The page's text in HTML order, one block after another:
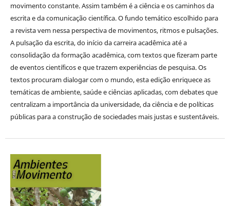
movimento constante. Assim também é a ciência e os caminhos da
escrita e da comunicação científica. O fundo temático escolhido para
a revista vem nessa perspectiva de movimentos, ritmos e pulsações.
A pulsação da escrita, do início da carreira acadêmica até a
consolidação da formação acadêmica, com textos que fizeram parte
de eventos científicos e que trazem experiências de pesquisa. Os
textos procuram dialogar com o mundo, esta edição enriquece as
temáticas de ambiente, saúde e ciências aplicadas, com debates que
centralizam a importância da universidade, da ciência e de políticas
públicas para a construção de sociedades mais justas e sustentáveis.